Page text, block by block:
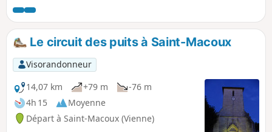
remarquable (altitude 186 m) de 9 km de long et de 1 km de
large, au relief boisé et aux terres d'argiles rouges
(fabrication de tuiles, bois de châtaigniers).
Le circuit des puits à Saint-Macoux
Visorandonneur
14,07 km
+79 m
-76 m
4h 15
Moyenne
Départ à Saint-Macoux (Vienne)